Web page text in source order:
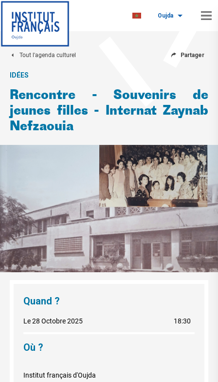
Oujda
Tout l'agenda culturel Partager
IDÉES
Rencontre - Souvenirs de
jeunes filles - Internat Zaynab
Nefzaouia
Quand ?
Le 28 Octobre 2025 18:30
Où ?
Institut français d'Oujda